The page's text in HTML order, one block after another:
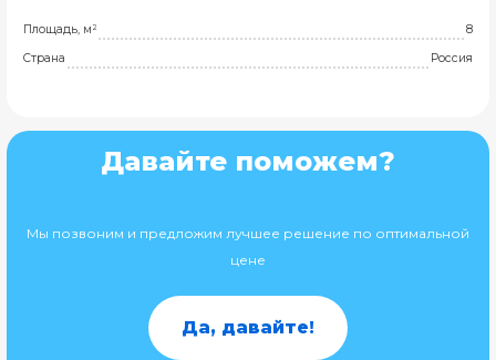
Площадь, м²
8
Страна
Россия
Давайте поможем?
Мы позвоним и предложим лучшее решение по оптимальной
цене
Да, давайте!